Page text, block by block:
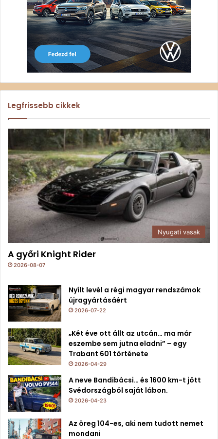
Legfrissebb cikkek
Nyugati vasak
A győri Knight Rider
2026-08-07
Nyílt levél a régi magyar rendszámok
újragyártásáért
2026-07-22
„Két éve ott állt az utcán… ma már
eszembe sem jutna eladni” – egy
Trabant 601 története
2026-04-29
A neve Bandibácsi… és 1600 km-t jött
Svédországból saját lábon.
2026-04-23
Az öreg 104-es, aki nem tudott nemet
mondani